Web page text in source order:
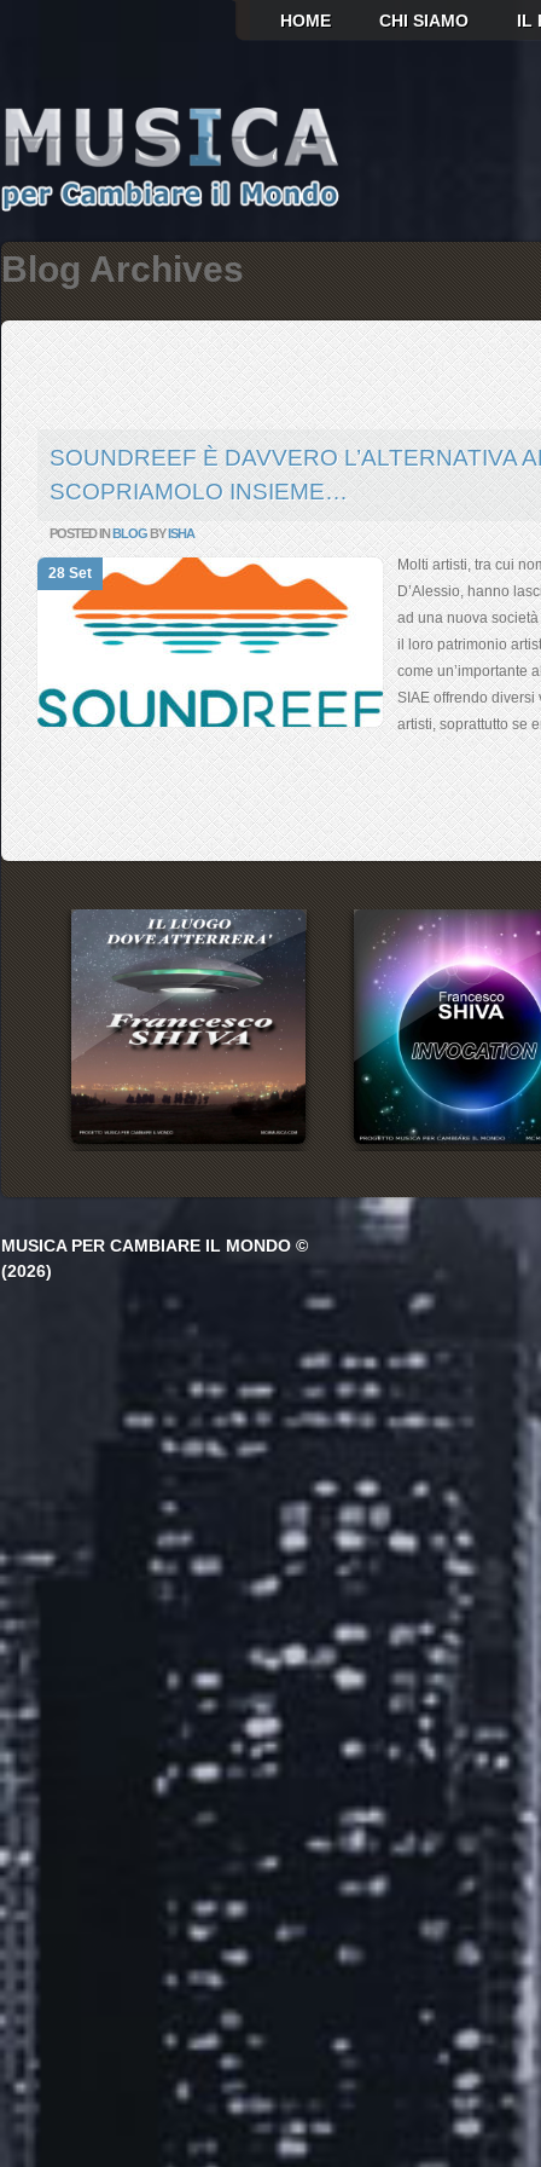
HOME CHI SIAMO IL
Blog Archives
SOUNDREEF È DAVVERO L’ALTERNATIVA
SCOPRIAMOLO INSIEME…
POSTED INBLOG BYISHA
Molti artisti, tra cui
D’Alessio, hanno
ad una nuova
il loro patrimonio
come un’importante
SIAE offrendo
artisti, soprattutto se
28 Set
MUSICA PER CAMBIARE IL MONDO ©
(2026)